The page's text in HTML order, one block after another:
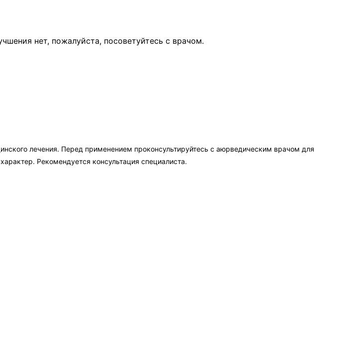
нет, пожалуйста, посоветуйтесь с врачом.
лечения. Перед применением проконсультируйтесь с аюрведическим врачом для
Рекомендуется консультация специалиста.